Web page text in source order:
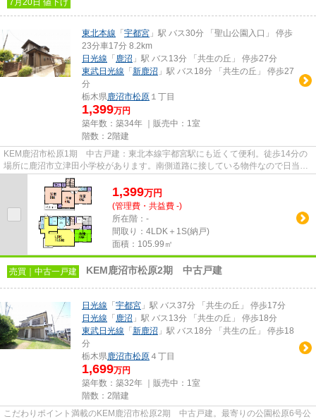
7月20日 値下げ
東北本線 「 宇都宮 」駅 バス30分 「聖山公園入口」 停歩
23分車17分 8.2km
日光線 「 鹿沼 」駅 バス13分 「共生の丘」 停歩27分
東武日光線 「 新鹿沼 」駅 バス18分 「共生の丘」 停歩27
分
栃木県鹿沼市松原 １丁目
1,399万円
築年数：築34年 ｜販売中： 1室
階数：2階建
KEM鹿沼市松原1期 中古戸建：東北本線宇都宮駅にも近くて便利。徒歩14分の
場所に鹿沼市立津田小学校があります。南側道路に接している物件なので日当た
りがいいです。経済的なメリッ...
1,399万円
(管理費・共益費 -)
所在階：-
間取り：4LDK＋1S(納戸)
面積：105.99㎡
売買｜中古一戸建 KEM鹿沼市松原2期 中古戸建
日光線 「 宇都宮 」駅 バス37分 「共生の丘」 停歩17分
日光線 「 鹿沼 」駅 バス13分 「共生の丘」 停歩18分
東武日光線 「 新鹿沼 」駅 バス18分 「共生の丘」 停歩18
分
栃木県鹿沼市松原 ４丁目
1,699万円
築年数：築32年 ｜販売中： 1室
階数：2階建
こだわりポイント満載のKEM鹿沼市松原2期 中古戸建。最寄りの公園松原6号公